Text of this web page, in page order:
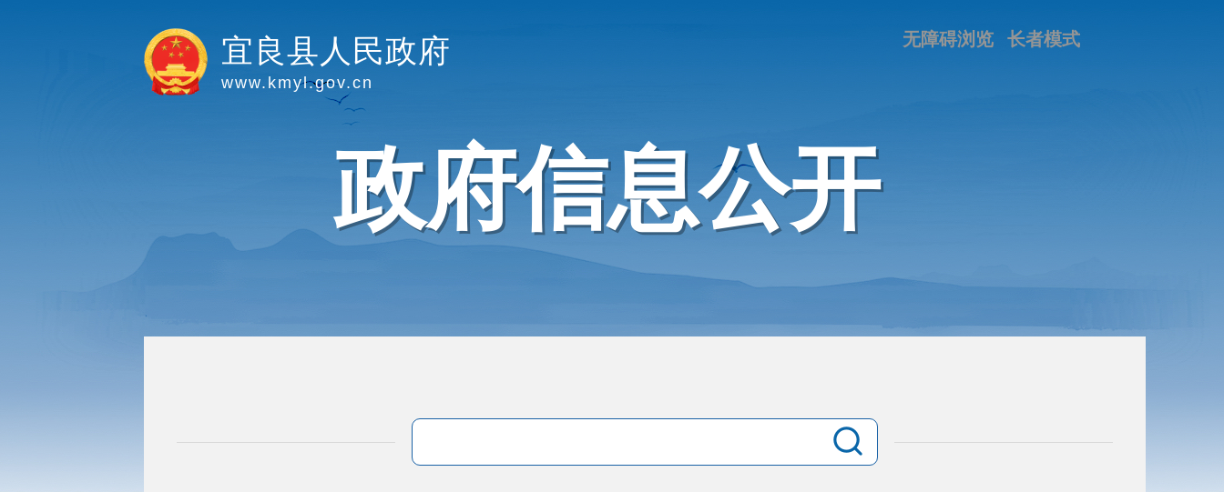
宜良县人民政府
www.kmyl.gov.cn
长者模式
无障碍浏览
政府信息公开